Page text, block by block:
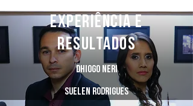
aTENDIMENTO VELOZ
Somos rápido no atendimento.
Priorizamos de fato a experiência do
cliente e trabalhamos duro para chegar ao
melhor resultado.
experiência e
resultados
dhiogo neri
suelen rodrigues